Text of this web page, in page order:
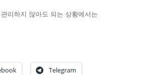
리하지 않아도 되는 상황에서는
Telegram